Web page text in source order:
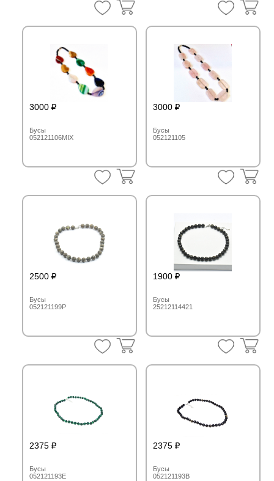
3000
Бусы
052121105
3000
Бусы
052121106MIX
1900
Бусы
25212114421
2500
Бусы
052121199P
2375
Бусы
052121193B
2375
Бусы
052121193E